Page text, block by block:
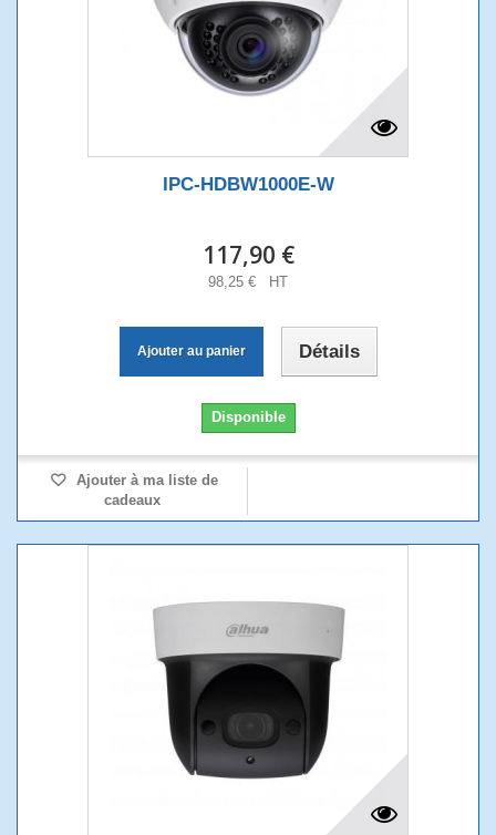
IPC-HDBW1000E-W
117,90 €
98,25 € HT
Ajouter au panier Détails
Disponible
Ajouter à ma liste de
cadeaux